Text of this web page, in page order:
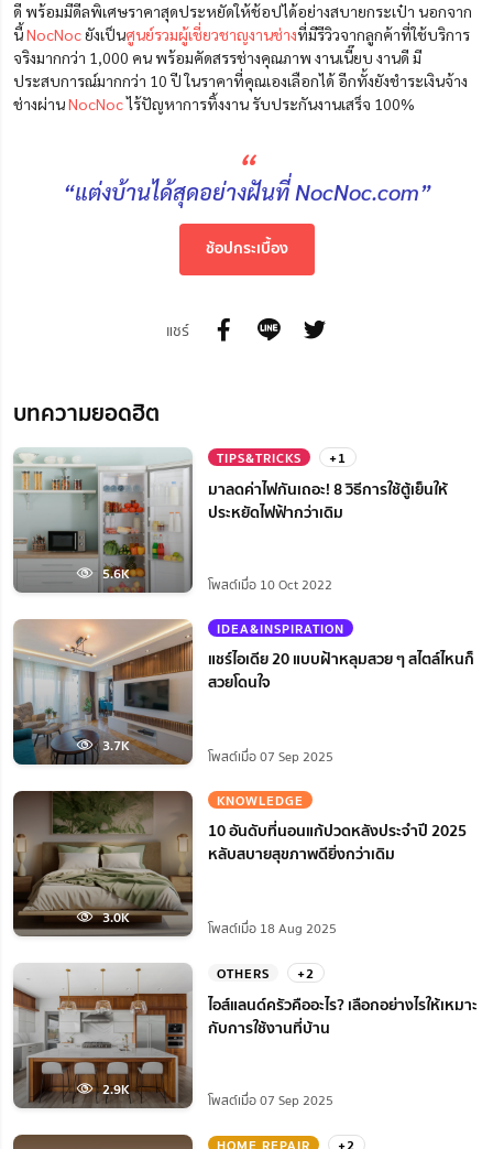
ดี พร้อมมีดีลพิเศษราคาสุดประหยัดให้ช้อปได้อย่างสบายกระเป๋า นอกจาก
นี้NocNocยังเป็นศูนย์รวมผู้เชี่ยวชาญงานช่างที่มีรีวิวจากลูกค้าที่ใช้บริการ
จริงมากกว่า 1,000 คน พร้อมคัดสรรช่างคุณภาพ งานเนี๊ยบ งานดี มี
ประสบการณ์มากกว่า 10 ปี ในราคาที่คุณเองเลือกได้ อีกทั้งยังชำระเงินจ้าง
ช่างผ่านNocNocไร้ปัญหาการทิ้งงาน รับประกันงานเสร็จ 100%
“
“แต่งบ้านได้สุดอย่างฝันที่ NocNoc.com”
ช้อปกระเบื้อง
แชร์
บทความยอดฮิต
5.6K
TIPS&TRICKS +1
มาลดค่าไฟกันเถอะ! 8 วิธีการใช้ตู้เย็นให้
ประหยัดไฟฟ้ากว่าเดิม
โพสต์เมื่อ 10 Oct 2022
3.7K
IDEA&INSPIRATION
แชร์ไอเดีย 20 แบบฝ้าหลุมสวย ๆ สไตล์ไหนก็
สวยโดนใจ
โพสต์เมื่อ 07 Sep 2025
3.0K
KNOWLEDGE
10 อันดับที่นอนแก้ปวดหลังประจำปี 2025
หลับสบายสุขภาพดียิ่งกว่าเดิม
โพสต์เมื่อ 18 Aug 2025
2.9K
OTHERS +2
ไอส์แลนด์ครัวคืออะไร? เลือกอย่างไรให้เหมาะ
กับการใช้งานที่บ้าน
โพสต์เมื่อ 07 Sep 2025